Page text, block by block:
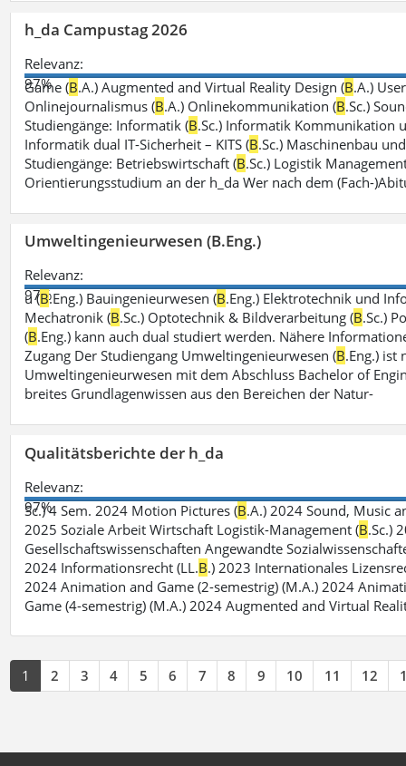
h_da Campustag 2026
Relevanz:
97%
Game (B.A.) Augmented and Virtual Reality Design (B.A.)
Onlinejournalismus (B.A.) Onlinekommunikation (B.Sc.)
Studiengänge: Informatik (B.Sc.) Informatik Kommunikation
Informatik dual IT-Sicherheit – KITS (B.Sc.) Maschinenbau
Studiengänge: Betriebswirtschaft (B.Sc.) Logistik
Orientierungsstudium an der h_da Wer nach dem (Fach-
Umweltingenieurwesen (B.Eng.)
Relevanz:
97%
u (B.Eng.) Bauingenieurwesen (B.Eng.) Elektrotechnik und
Mechatronik (B.Sc.) Optotechnik & Bildverarbeitung (B.Sc.)
(B.Eng.) kann auch dual studiert werden. Nähere
Zugang Der Studiengang Umweltingenieurwesen (B.Eng.) ist
Umweltingenieurwesen mit dem Abschluss Bachelor of
breites Grundlagenwissen aus den Bereichen der Natur-
Qualitätsberichte der h_da
Relevanz:
97%
Sc.) 4 Sem. 2024 Motion Pictures (B.A.) 2024 Sound, Music
2025 Soziale Arbeit Wirtschaft Logistik-Management (B.Sc.)
Gesellschaftswissenschaften Angewandte
2024 Informationsrecht (LL.B.) 2023 Internationales
2024 Animation and Game (2-semestrig) (M.A.) 2024
Game (4-semestrig) (M.A.) 2024 Augmented and Virtual
1 2 3 4 5 6 7 8 9 10 11 12